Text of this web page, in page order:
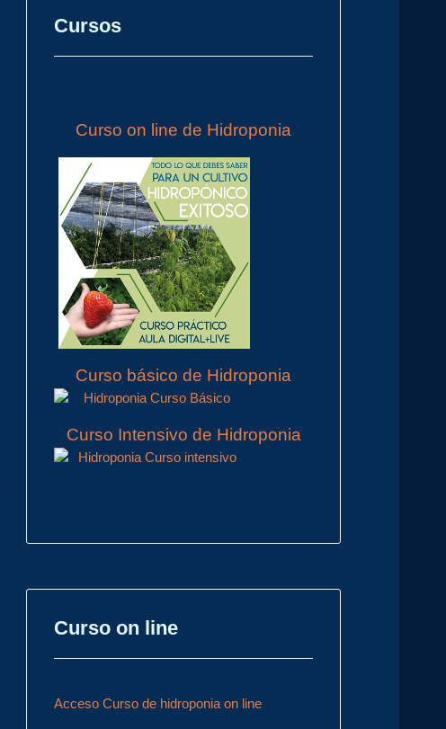
Cursos
Curso on line de Hidroponia
Curso básico de Hidroponia
Curso Intensivo de Hidroponia
Curso on line
Acceso Curso de hidroponia on line